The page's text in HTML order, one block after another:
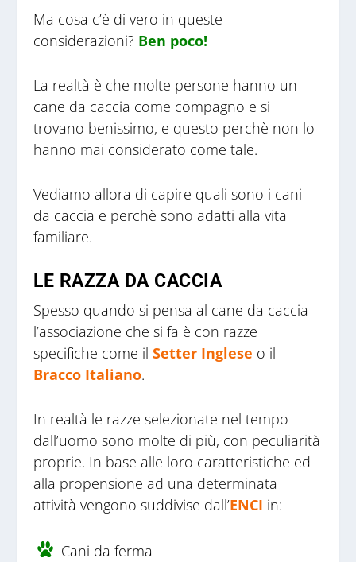
Ma cosa c’è di vero in queste
considerazioni? Ben poco!
La realtà è che molte persone hanno un
cane da caccia come compagno e si
trovano benissimo, e questo perchè non lo
hanno mai considerato come tale.
Vediamo allora di capire quali sono i cani
da caccia e perchè sono adatti alla vita
familiare.
LE RAZZA DA CACCIA
Spesso quando si pensa al cane da caccia
l’associazione che si fa è con razze
specifiche come ilSetter Inglese o il
Bracco Italiano.
In realtà le razze selezionate nel tempo
dall’uomo sono molte di più, con peculiarità
proprie. In base alle loro caratteristiche ed
alla propensione ad una determinata
attività vengono suddivise dall’ENCI in:
Cani da ferma